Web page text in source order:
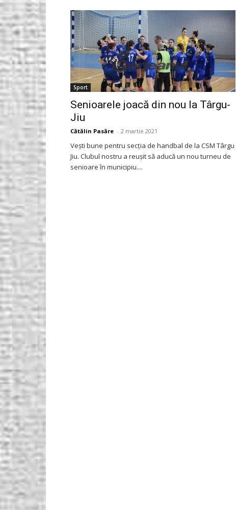
Sport
Senioarele joacă din nou la Târgu-
Jiu
Cătălin Pasăre - 2 martie 2021
Veşti bune pentru secţia de handbal de la CSM Târgu
Jiu. Clubul nostru a reuşit să aducă un nou turneu de
senioare în municipiu....